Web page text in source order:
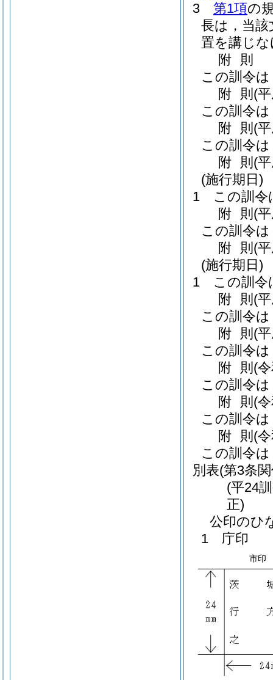
3
第1項の
長は，当
置を講じ
附 則
この訓令
附 則 (
この訓令
附 則 (
この訓令
附 則 (
(施行期日)
1
この訓令
附 則 (
この訓令
附 則 (
(施行期日)
1
この訓令
附 則 (
この訓令
附 則 (
この訓令
附 則 (
この訓令
附 則 (
この訓令
附 則 (
この訓令
別表(第3条
(平24
正)
公印のひ
1 庁印
市印